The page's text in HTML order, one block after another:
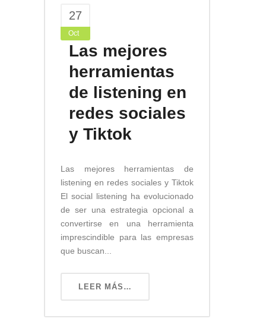
27
Oct
Las mejores
herramientas
de listening en
redes sociales
y Tiktok
Las mejores herramientas de
listening en redes sociales y Tiktok
El social listening ha evolucionado
de ser una estrategia opcional a
convertirse en una herramienta
imprescindible para las empresas
que buscan...
LEER MÁS…